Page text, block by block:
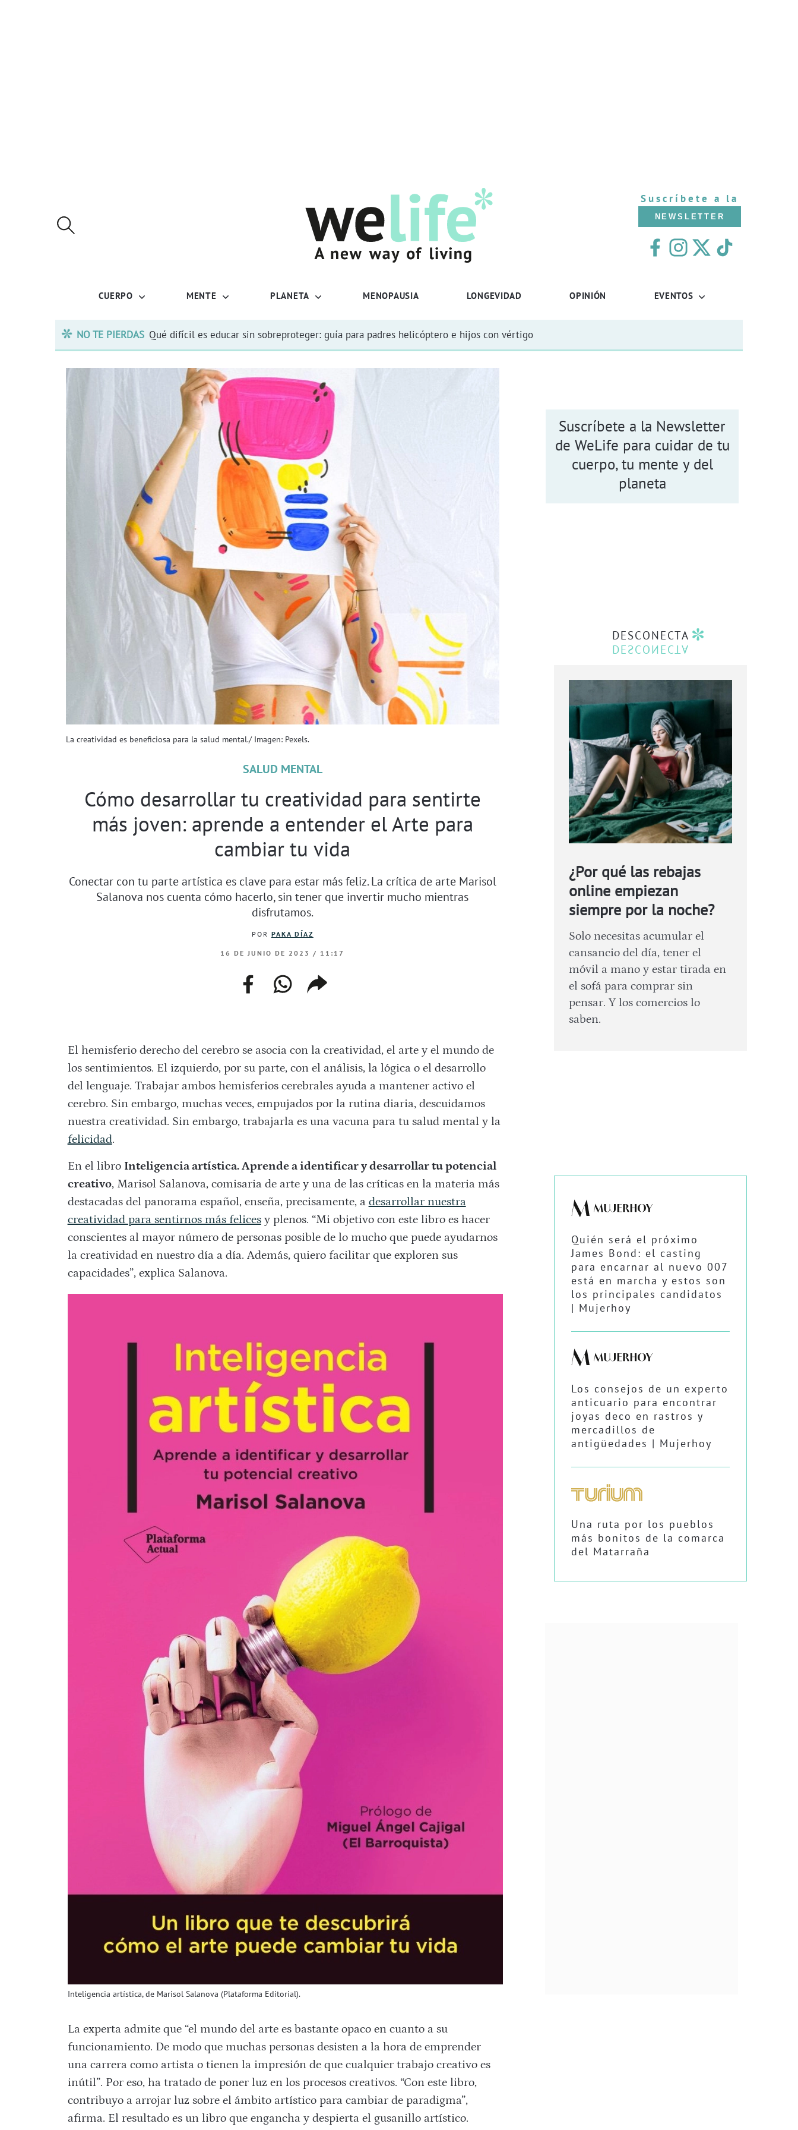
Suscríbete a la
NEWSLETTER
CUERPO MENTE PLANETA MENOPAUSIA LONGEVIDAD OPINIÓN EVENTOS
NO TE PIERDAS Qué difícil es educar sin sobreproteger: guía para padres helicóptero e hijos con vértigo
La creatividad es beneficiosa para la salud mental./ Imagen: Pexels.
SALUD MENTAL
Cómo desarrollar tu creatividad para sentirte
más joven: aprende a entender el Arte para
cambiar tu vida
Conectar con tu parte artística es clave para estar más feliz. La crítica de arte Marisol
Salanova nos cuenta cómo hacerlo, sin tener que invertir mucho mientras
disfrutamos.
POR PAKA DÍAZ
16 DE JUNIO DE 2023 / 11:17
facebookwhatsapp
web
copiar
enlace
El hemisferio derecho del cerebro se asocia con la creatividad, el arte y el mundo de
los sentimientos. El izquierdo, por su parte, con el análisis, la lógica o el desarrollo
del lenguaje. Trabajar ambos hemisferios cerebrales ayuda a mantener activo el
cerebro. Sin embargo, muchas veces, empujados por la rutina diaria, descuidamos
nuestra creatividad. Sin embargo, trabajarla es una vacuna para tu salud mental y la
felicidad.
En el libro Inteligencia artística. Aprende a identificar y desarrollar tu potencial
creativo, Marisol Salanova, comisaria de arte y una de las críticas en la materia más
destacadas del panorama español, enseña, precisamente, a desarrollar nuestra
creatividad para sentirnos más felicesy plenos. “Mi objetivo con este libro es hacer
conscientes al mayor número de personas posible de lo mucho que puede ayudarnos
la creatividad en nuestro día a día. Además, quiero facilitar que exploren sus
capacidades”, explica Salanova.
Inteligencia artística, de Marisol Salanova (Plataforma Editorial).
La experta admite que “el mundo del arte es bastante opaco en cuanto a su
funcionamiento. De modo que muchas personas desisten a la hora de emprender
una carrera como artista o tienen la impresión de que cualquier trabajo creativo es
inútil”. Por eso, ha tratado de poner luz en los procesos creativos. “Con este libro,
contribuyo a arrojar luz sobre el ámbito artístico para cambiar de paradigma”,
afirma. El resultado es un libro que engancha y despierta el gusanillo artístico.
Suscríbete a la Newsletter
de WeLife para cuidar de tu
cuerpo, tu mente y del
planeta
DESCONECTA
¿Por qué las rebajas
online empiezan
siempre por la noche?
Solo necesitas acumular el
cansancio del día, tener el
móvil a mano y estar tirada en
el sofá para comprar sin
pensar. Y los comercios lo
saben.
Quién será el próximo
James Bond: el casting
para encarnar al nuevo 007
está en marcha y estos son
los principales candidatos
| Mujerhoy
Los consejos de un experto
anticuario para encontrar
joyas deco en rastros y
mercadillos de
antigüedades | Mujerhoy
Una ruta por los pueblos
más bonitos de la comarca
del Matarraña